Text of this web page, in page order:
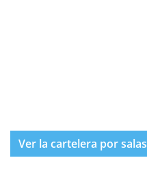
Ver la cartelera por salas